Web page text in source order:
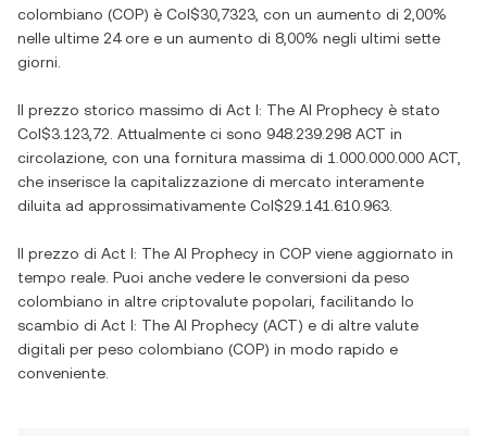
colombiano (COP) è Col$30,7323 , con un aumento di 2,00%
nelle ultime 24 ore e un aumento di 8,00% negli ultimi sette
giorni.
Il prezzo storico massimo di Act I: The AI Prophecy è stato
Col$3.123,72 . Attualmente ci sono 948.239.298 ACT in
circolazione, con una fornitura massima di 1.000.000.000 ACT
che inserisce la capitalizzazione di mercato interamente
diluita ad approssimativamente Col$29.141.610.963
Il prezzo di Act I: The AI Prophecy in COP viene aggiornato in
tempo reale. Puoi anche vedere le conversioni da peso
colombiano in altre criptovalute popolari, facilitando lo
scambio di Act I: The AI Prophecy (ACT) e di altre valute
digitali per peso colombiano (COP) in modo rapido e
conveniente.